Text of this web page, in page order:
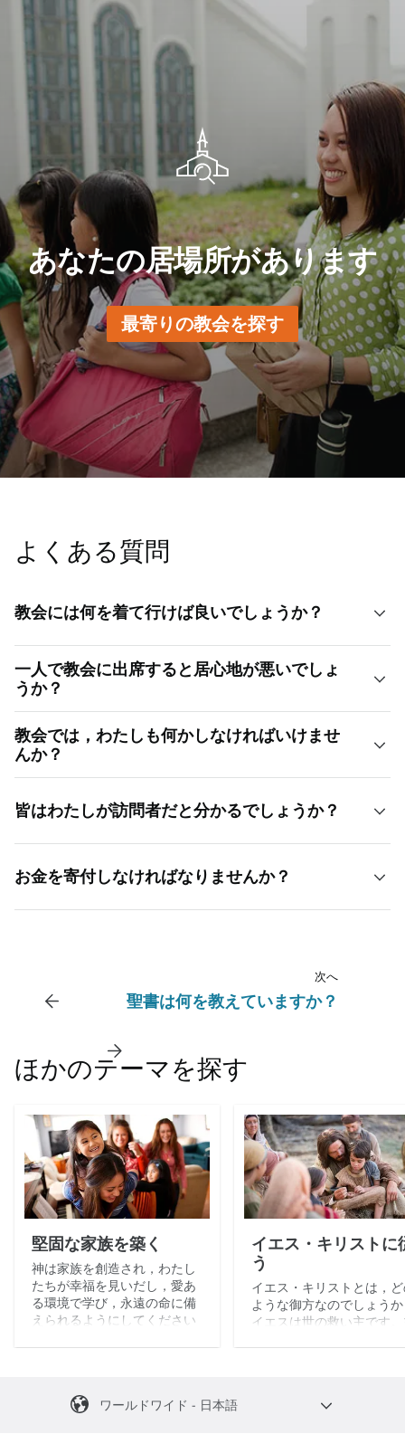
あなたの居場所があります
最寄りの教会を探す
よくある質問
教会には何を着て行けば良いでしょうか？
御自分に合った服装をしてください。教会で居心地が良い
と感じる上品な服装でいらしていただければと思います。
情報までに，ほとんどの男性はスーツやワイシャツにネク
タイを着用し，女性は通常ワンピースやスカートを着用，
子供たちはたいていもよそ行きの服を着ています。
一人で教会に出席すると居心地が悪いでしょ
うか？
そうではないと願っています。会員の多くは毎週一人で教
会に来ています。しかし，初めての集会でだれかに付き添
ってほしい場合は，遠慮なく地元の宣教師に連絡を取って
ぶれとして見られるということは，状況にかかわらず常に
教会では，わたしも何かしなければいけませ
んか？
人々に聖餐のパンと水が配られますので，そのトレーをた
は，教師が聖典を読んでくれる人を募ることがあります
すぜひ参加してください。あなたともっと知り合えればう
れしいですし，活動に携わっていただければ幸いです。へ
皆はわたしが訪問者だと分かるでしょうか？
会所では人数が多く，普通の会員はあなたが訪問者である
うぞ遠慮せずに自分から名乗ったり，質問したりしてくだ
さい。皆，あなたが来てくれたことをうれしく思うことで
しょう。
お金を寄付しなければなりませんか？
次へ
聖書は何を教えていますか？
ほかのテーマを探す
堅固な家族を築く
神は家族を創造され，わたし
たちが幸福を見いだし，愛あ
る環境で学び，永遠の命に備
えられるようにしてください
イエス・キリストに
う
イエス・キリストとは，
ような御方なのでしょう
イエスは世の救い主です
ワールドワイド - 日本語